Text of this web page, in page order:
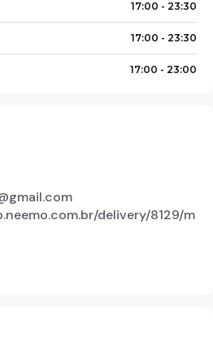
17:00 - 23:30
17:00 - 23:30
17:00 - 23:00
delivery/8129/m
Amazonas